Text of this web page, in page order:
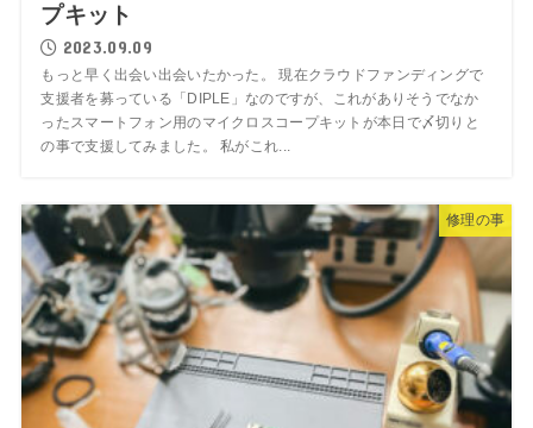
プキット
2023.09.09
もっと早く出会い出会いたかった。 現在クラウドファンディングで
支援者を募っている「DIPLE」なのですが、これがありそうでなか
ったスマートフォン用のマイクロスコープキットが本日で〆切りと
の事で支援してみました。 私がこれ...
修理の事